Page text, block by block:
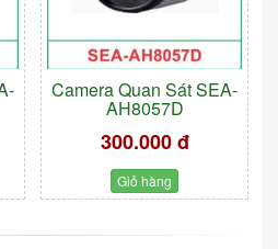
Camera Quan Sát SEA-
AH8057D
300.000 đ
Giỏ hàng